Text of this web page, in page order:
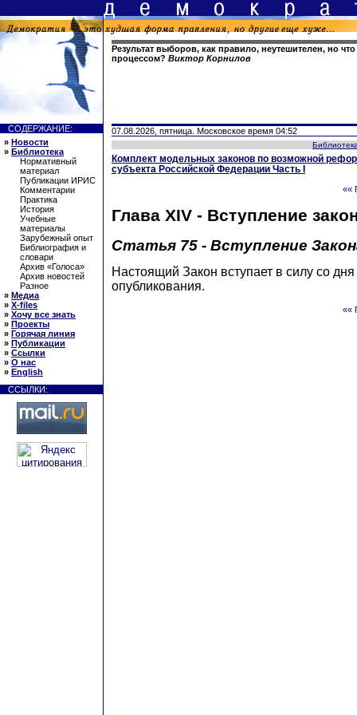
Результат выборов, как правило, неутешителен, но
процессом? Виктор Корнилов
СОДЕРЖАНИЕ:
» Новости
» Библиотека
Нормативный
материал
Публикации ИРИС
Комментарии
Практика
История
Учебные
материалы
Зарубежный опыт
Библиография и
словари
Архив «Голоса»
Архив новостей
Разное
» Медиа
» X-files
» Хочу все знать
» Проекты
» Горячая линия
» Публикации
» Ссылки
» О нас
» English
ССЫЛКИ:
07.08.2026, пятница. Московское время 04:52
Комплект модельных законов по возможной
субъекта Российской Федерации Часть I
««
Глава XIV - Вступление
Статья 75 - Вступление
Настоящий Закон вступает в силу со дня
опубликования.
««